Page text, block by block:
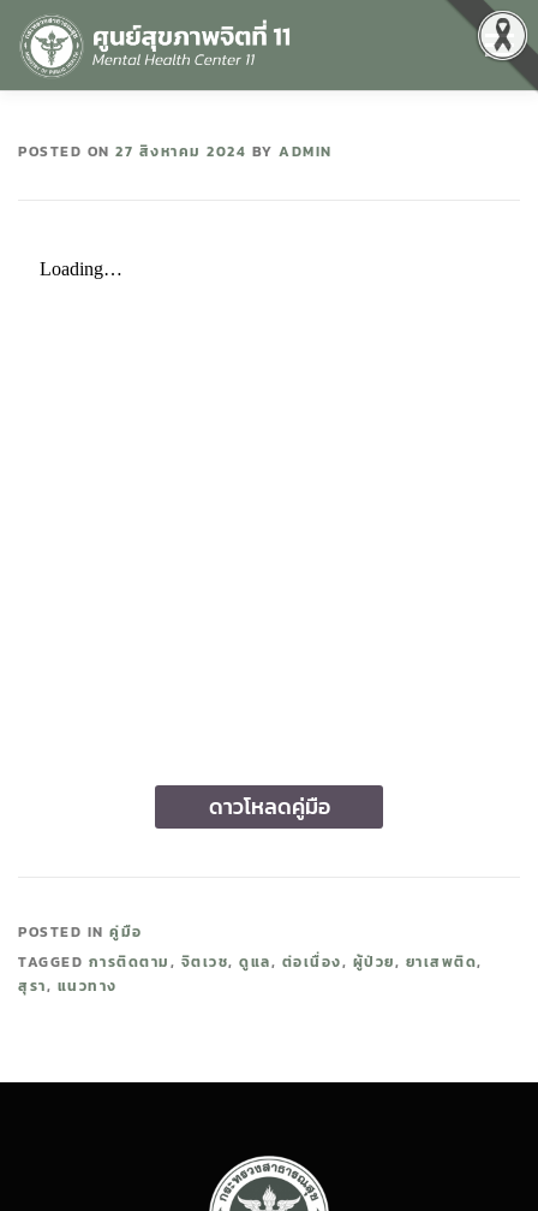
Menu
POSTED ON 27 สิงหาคม 2024 BY ADMIN
ดาวโหลดคู่มือ
POSTED IN คู่มือ
TAGGED การติดตาม, จิตเวช, ดูแล, ต่อเนื่อง, ผู้ป่วย, ยาเสพติด,
สุรา, แนวทาง